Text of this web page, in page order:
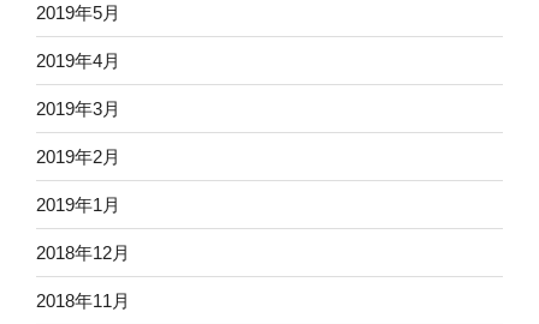
2019年5月
2019年4月
2019年3月
2019年2月
2019年1月
2018年12月
2018年11月